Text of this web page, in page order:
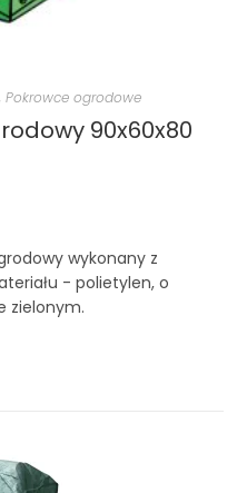
Pokrowce ogrodowe
90x60x80
wykonany z
- polietylen, o
zielonym.